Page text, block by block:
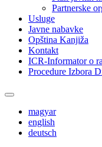
Partnerske
Usluge
Javne nabavke
Opština Kanjiža
Kontakt
ICR-Informator o
Procedure Izbora
magyar
english
deutsch